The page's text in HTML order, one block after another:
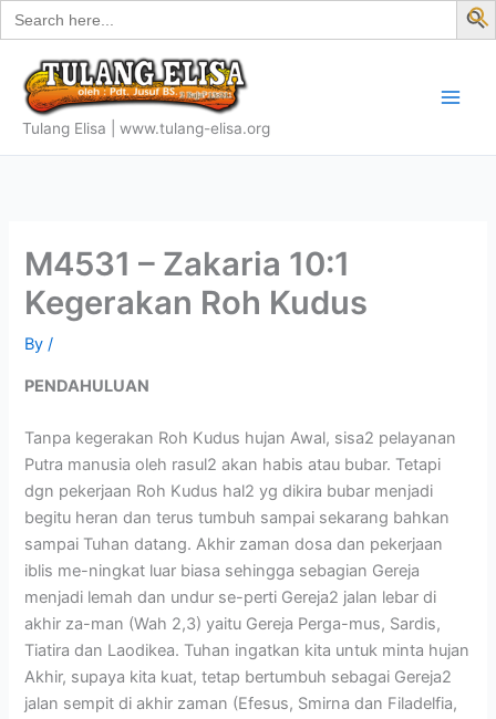
Search
for:
Skip
to
content
Tulang Elisa | www.tulang-elisa.org
M4531 – Zakaria 10:1
Kegerakan Roh Kudus
By/
PENDAHULUAN
Tanpa kegerakan Roh Kudus hujan Awal, sisa2 pelayanan
Putra manusia oleh rasul2 akan habis atau bubar. Tetapi
dgn pekerjaan Roh Kudus hal2 yg dikira bubar menjadi
begitu heran dan terus tumbuh sampai sekarang bahkan
sampai Tuhan datang. Akhir zaman dosa dan pekerjaan
iblis me-ningkat luar biasa sehingga sebagian Gereja
menjadi lemah dan undur se-perti Gereja2 jalan lebar di
akhir za-man (Wah 2,3) yaitu Gereja Perga-mus, Sardis,
Tiatira dan Laodikea. Tuhan ingatkan kita untuk minta hujan
Akhir, supaya kita kuat, tetap bertumbuh sebagai Gereja2
jalan sempit di akhir zaman (Efesus, Smirna dan Filadelfia,